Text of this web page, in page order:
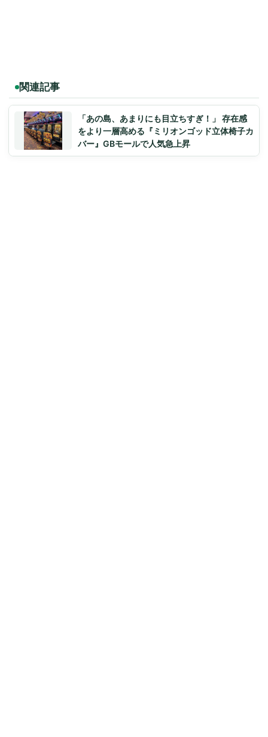
関連記事
「あの島、あまりにも目立ちすぎ！」 存在感
をより一層高める『ミリオンゴッド立体椅子カ
バー』GBモールで人気急上昇